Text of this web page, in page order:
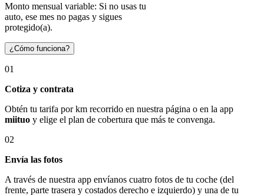
Monto mensual variable: Si no usas tu
auto, ese mes no pagas y sigues
protegido(a).
¿Cómo funciona?
01
Cotiza y contrata
Obtén tu tarifa por km recorrido en nuestra página o en la app
miituo y elige el plan de cobertura que más te convenga.
02
Envía las fotos
A través de nuestra app envíanos cuatro fotos de tu coche (del
frente, parte trasera y costados derecho e izquierdo) y una de tu